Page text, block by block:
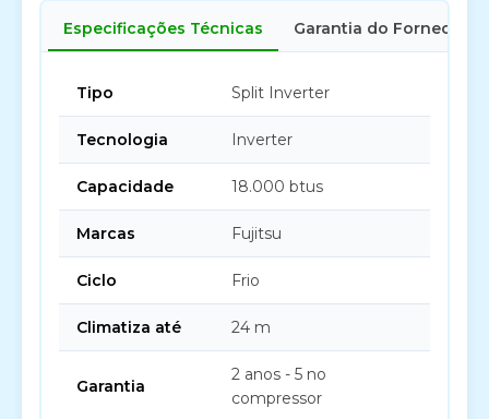
Especificações Técnicas Garantia do Fornecedor
Tipo Split Inverter
Tecnologia Inverter
Capacidade 18.000 btus
Marcas Fujitsu
Ciclo Frio
Climatiza até 24 m
Garantia
2 anos - 5 no
compressor